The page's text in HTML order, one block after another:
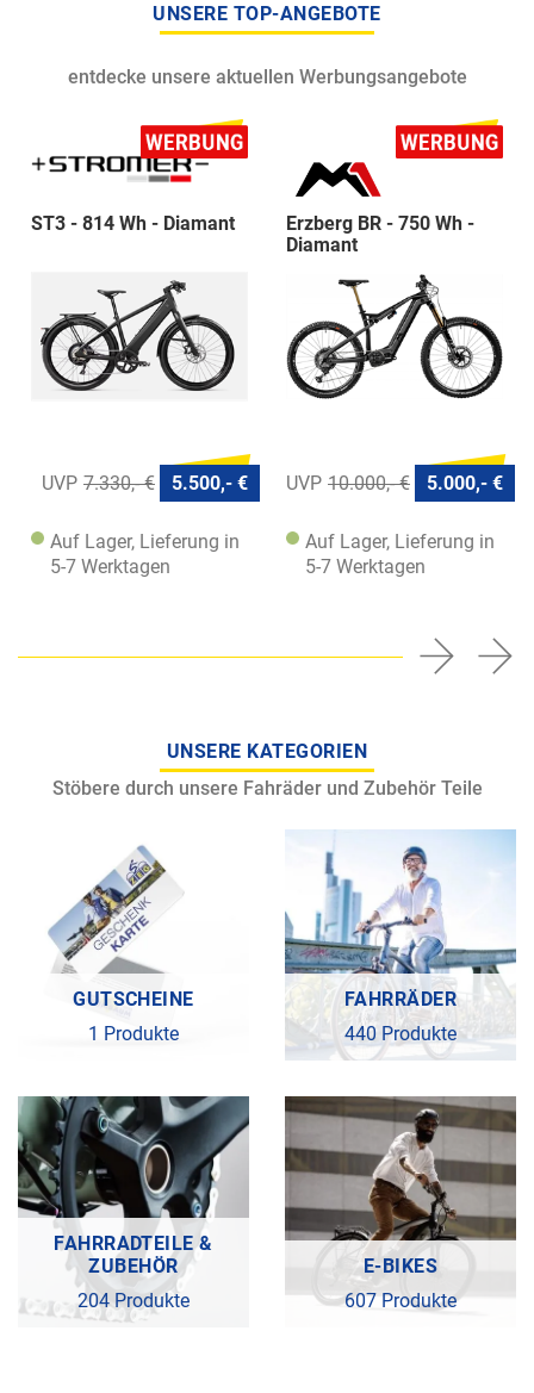
UNSERE TOP-ANGEBOTE
entdecke unsere aktuellen Werbungsangebote
ST3 - 814 Wh - Diamant
7.330,- € 5.500,- €
Auf Lager, Lieferung in
5-7 Werktagen
Erzberg BR - 750 Wh -
Diamant
10.000,- € 5.000,- €
Auf Lager, Lieferung in
5-7 Werktagen
UNSERE KATEGORIEN
Stöbere durch unsere Fahräder und Zubehör Teile
GUTSCHEINE
1 Produkte
FAHRRÄDER
440 Produkte
FAHRRADTEILE &
ZUBEHÖR
204 Produkte
E-BIKES
607 Produkte